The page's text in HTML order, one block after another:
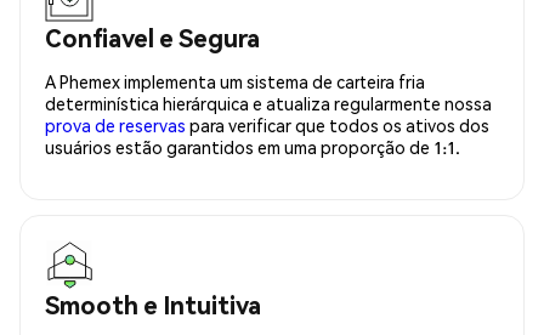
Confiavel e Segura
A Phemex implementa um sistema de carteira fria
determinística hierárquica e atualiza regularmente nossa
prova de reservas para verificar que todos os ativos dos
usuários estão garantidos em uma proporção de 1:1.
Smooth e Intuitiva